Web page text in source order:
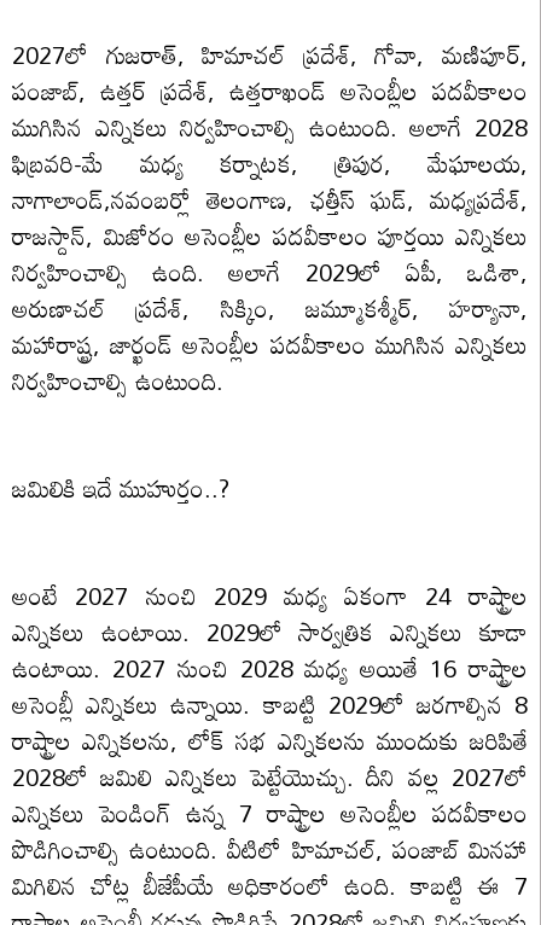
2027లో గుజరాత్, హిమాచల్ ప్రదేశ్, గోవా, మణిపూర్,
పంజాబ్, ఉత్తర్ ప్రదేశ్, ఉత్తరాఖండ్ అసెంబ్లీల పదవీకాలం
ముగిసిన ఎన్నికలు నిర్వహించాల్సి ఉంటుంది. అలాగే 2028
ఫిబ్రవరి-మే మధ్య కర్నాటక, త్రిపుర, మేఘాలయ,
నాగాలాండ్,నవంబర్లో తెలంగాణ, ఛత్తీస్ ఘడ్, మధ్యప్రదేశ్,
రాజస్దాన్, మిజోరం అసెంబ్లీల పదవీకాలం పూర్తయి ఎన్నికలు
నిర్వహించాల్సి ఉంది. అలాగే 2029లో ఏపీ, ఒడిశా,
అరుణాచల్ ప్రదేశ్, సిక్కిం, జమ్మూకశ్మీర్, హర్యానా,
మహారాష్ట్ర, జార్ఖండ్ అసెంబ్లీల పదవీకాలం ముగిసిన ఎన్నికలు
నిర్వహించాల్సి ఉంటుంది.
జమిలికి ఇదే ముహుర్తం..?
అంటే 2027 నుంచి 2029 మధ్య ఏకంగా 24 రాష్ట్రాల
ఎన్నికలు ఉంటాయి. 2029లో సార్వత్రిక ఎన్నికలు కూడా
ఉంటాయి. 2027 నుంచి 2028 మధ్య అయితే 16 రాష్ట్రాల
అసెంబ్లీ ఎన్నికలు ఉన్నాయి. కాబట్టి 2029లో జరగాల్సిన 8
రాష్ట్రాల ఎన్నికలను, లోక్ సభ ఎన్నికలను ముందుకు జరిపితే
2028లో జమిలి ఎన్నికలు పెట్టేయొచ్చు. దీని వల్ల 2027లో
ఎన్నికలు పెండింగ్ ఉన్న 7 రాష్ట్రాల అసెంబ్లీల పదవీకాలం
పొడిగించాల్సి ఉంటుంది. వీటిలో హిమాచల్, పంజాబ్ మినహా
మిగిలిన చోట్ల బీజేపీయే అధికారంలో ఉంది. కాబట్టి ఈ 7